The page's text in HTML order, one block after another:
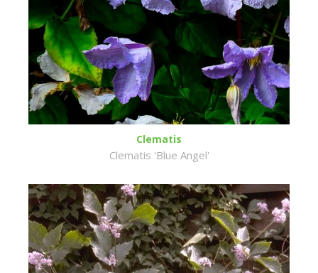
Clematis
Clematis 'Blue Angel'